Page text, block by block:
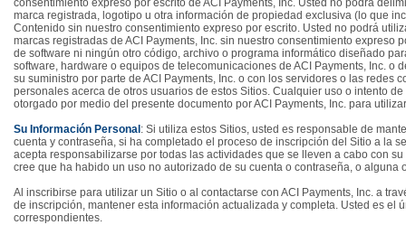
consentimiento expreso por escrito de ACI Payments, Inc. Usted no podrá
marca registrada, logotipo u otra información de propiedad exclusiva (lo que
Contenido sin nuestro consentimiento expreso por escrito. Usted no podrá
marcas registradas de ACI Payments, Inc. sin nuestro consentimiento
de software ni ningún otro código, archivo o programa informático diseñado
software, hardware o equipos de telecomunicaciones de ACI Payments, Inc.
su suministro por parte de ACI Payments, Inc. o con los servidores o las
personales acerca de otros usuarios de estos Sitios. Cualquier uso o intento
otorgado por medio del presente documento por ACI Payments, Inc. para
Su Información Personal : Si utiliza estos Sitios, usted es responsable de
cuenta y contraseña, si ha completado el proceso de inscripción del Sitio a la
acepta responsabilizarse por todas las actividades que se lleven a cabo con
cree que ha habido un uso no autorizado de su cuenta o contraseña, o alguna
Al inscribirse para utilizar un Sitio o al contactarse con ACI Payments, Inc. a
de inscripción, mantener esta información actualizada y completa. Usted es
correspondientes.